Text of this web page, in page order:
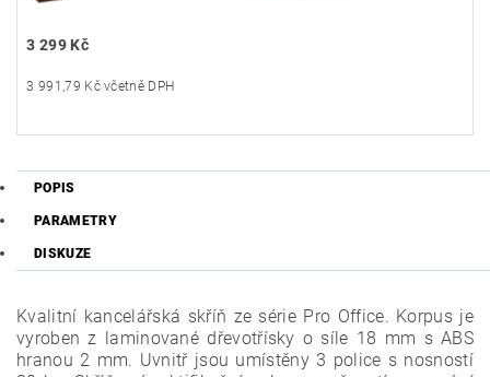
3 299 Kč
3 991,79 Kč včetně DPH
POPIS
PARAMETRY
DISKUZE
Kvalitní kancelářská skříň ze série Pro Office. Korpus je
vyroben z laminované dřevotřísky o síle 18 mm s ABS
hranou 2 mm. Uvnitř jsou umístěny 3 police s nosností